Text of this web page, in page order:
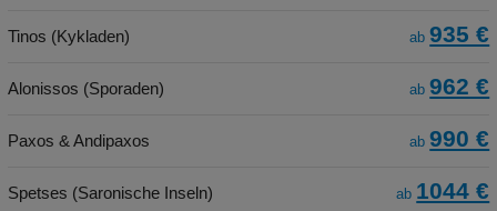
Tinos (Kykladen) ab 935 €
Alonissos (Sporaden) ab 962 €
Paxos & Andipaxos ab 990 €
Spetses (Saronische Inseln) ab 1044 €